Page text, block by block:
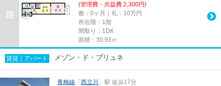
(管理費・共益費 2,300円)
敷：0ヶ月｜礼：10万円
所在階：1階
間取り：1DK
面積：30.93㎡
賃貸｜アパート メゾン・ド・プリュネ
青梅線 「西立川
」駅 徒歩17分